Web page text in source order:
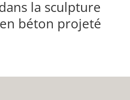
la sculpture
béton projeté